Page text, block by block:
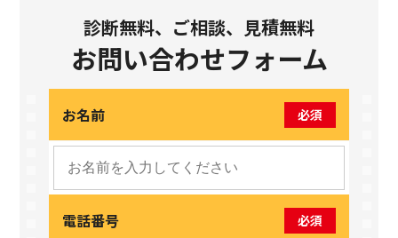
診断無料、ご相談、見積無料
お問い合わせフォーム
お名前 必須
電話番号 必須